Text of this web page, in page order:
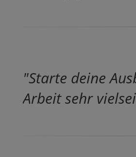
"Starte deine
Arbeit sehr